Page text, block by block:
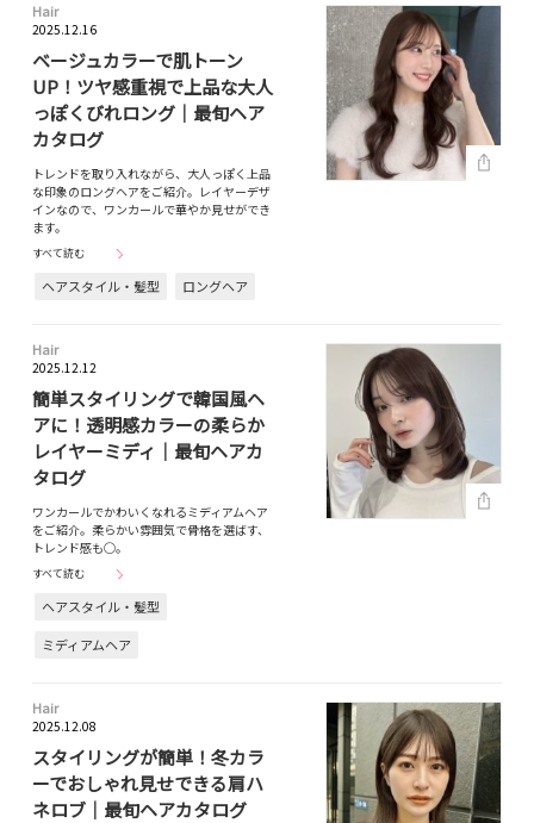
Hair
2025.12.16
ベージュカラーで肌トーン
UP！ツヤ感重視で上品な大人
っぽくびれロング｜最旬ヘア
カタログ
トレンドを取り入れながら、大人っぽく上品
な印象のロングヘアをご紹介。レイヤーデザ
インなので、ワンカールで華やか見せができ
ます。
すべて読む
ヘアスタイル・髪型 ロングヘア
Hair
2025.12.12
簡単スタイリングで韓国風ヘ
アに！透明感カラーの柔らか
レイヤーミディ｜最旬ヘアカ
タログ
ワンカールでかわいくなれるミディアムヘア
をご紹介。柔らかい雰囲気で骨格を選ばす、
トレンド感も◯。
すべて読む
ヘアスタイル・髪型
ミディアムヘア
Hair
2025.12.08
スタイリングが簡単！冬カラ
ーでおしゃれ見せできる肩ハ
ネロブ｜最旬ヘアカタログ